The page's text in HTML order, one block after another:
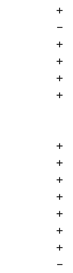
+
−
+
+
+
+
+
+
+
+
+
+
+
−